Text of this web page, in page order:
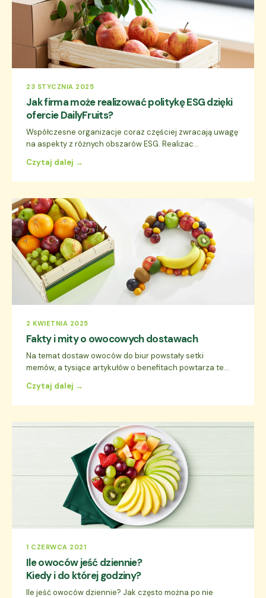
23 STYCZNIA 2025
Jak firma może realizować politykę ESG dzięki
ofercie DailyFruits?
Współczesne organizacje coraz częściej zwracają uwagę
na aspekty z różnych obszarów ESG. Realizac...
Czytaj dalej →
2 KWIETNIA 2025
Fakty i mity o owocowych dostawach
Na temat dostaw owoców do biur powstały setki
memów, a tysiące artykułów o benefitach powtarza te...
Czytaj dalej →
1 CZERWCA 2021
Ile owoców jeść dziennie?
Kiedy i do której godziny?
Ile jeść owoców dziennie? Jak często można po nie